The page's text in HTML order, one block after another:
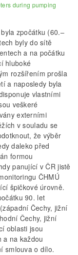
during pumping
zpočátku (60.–
byly do sítě
a na počátku
hluboké
rozšířením prošla
a naposledy byla
vlastními
veškeré
externími
v souladu se
že výběr
daleko před
formou
panující v ČR jistě
ČHMÚ
špičkové úrovně.
90. let
Čechy, jižní
Čechy, jižní
oblasti jsou
a na každou
smlouva o dílo.